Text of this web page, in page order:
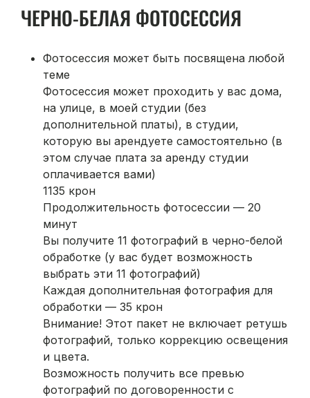
ЧЕРНО-БЕЛАЯ ФОТОСЕССИЯ
Фотосессия может быть посвящена любой
теме
Фотосессия может проходить у вас дома,
на улице, в моей студии (без
дополнительной платы), в студии,
которую вы арендуете самостоятельно (в
этом случае плата за аренду студии
оплачивается вами)
1135 крон
Продолжительность фотосессии — 20
минут
Вы получите 11 фотографий в черно-белой
обработке (у вас будет возможность
выбрать эти 11 фотографий)
Каждая дополнительная фотография для
обработки — 35 крон
Внимание! Этот пакет не включает ретушь
фотографий, только коррекцию освещения
и цвета.
Возможность получить все превью
фотографий по договоренности с